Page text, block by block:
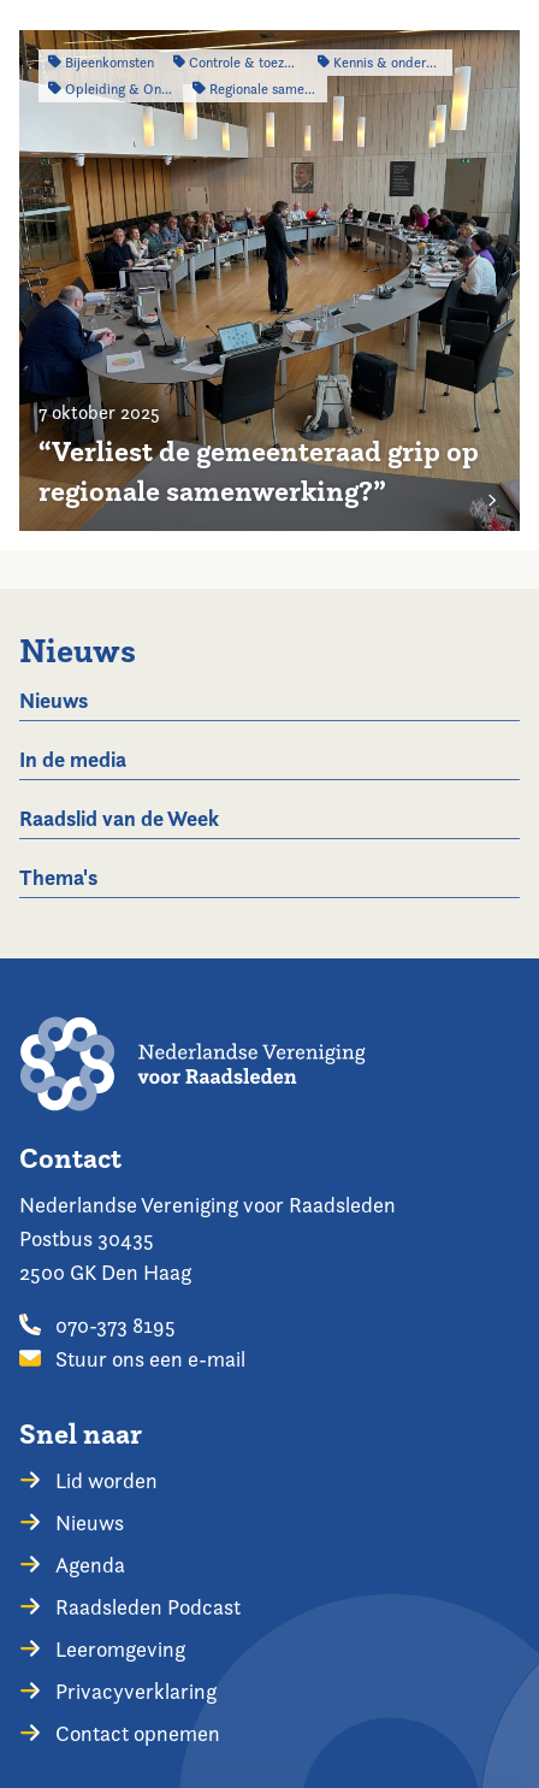
Bijeenkomsten Controle & toezicht
Kennis & onderzoek
Opleiding & Ontwikkeling
Regionale samenwerking
7 oktober 2025
“Verliest de gemeenteraad grip op
regionale samenwerking?”
Nieuws
Nieuws
In de media
Raadslid van de Week
Thema's
Contact
Nederlandse Vereniging voor Raadsleden
Postbus 30435
2500 GK Den Haag
070-373 8195
Stuur ons een e-mail
Snel naar
Lid worden
Nieuws
Agenda
Raadsleden Podcast
Leeromgeving
Privacyverklaring
Contact opnemen